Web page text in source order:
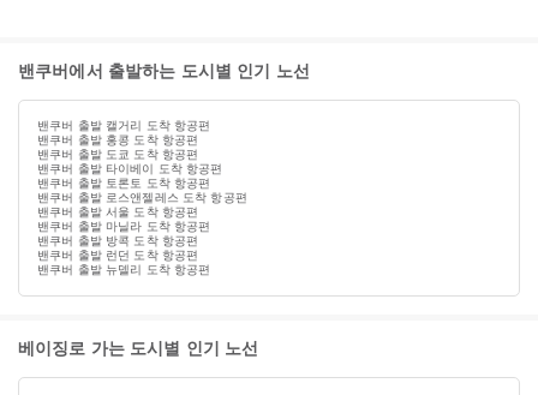
밴쿠버에서 출발하는 도시별 인기 노선
밴쿠버 출발 캘거리 도착 항공편
밴쿠버 출발 홍콩 도착 항공편
밴쿠버 출발 도쿄 도착 항공편
밴쿠버 출발 타이베이 도착 항공편
밴쿠버 출발 토론토 도착 항공편
밴쿠버 출발 로스앤젤레스 도착 항공편
밴쿠버 출발 서울 도착 항공편
밴쿠버 출발 마닐라 도착 항공편
밴쿠버 출발 방콕 도착 항공편
밴쿠버 출발 런던 도착 항공편
밴쿠버 출발 뉴델리 도착 항공편
베이징로 가는 도시별 인기 노선